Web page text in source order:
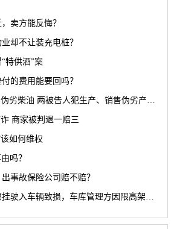
卖方能反悔？
却不让装充电桩？
特供酒”案
的费用能要回吗？
私设“加油站”售卖伪劣柴油 两被告人犯生产、销售伪劣产品罪获刑罚
商家被判退一赔三
如何维权
吗？
事故保险公司赔不赔？
地下车库限高架擦挂驶入车辆致损，车库管理方因限高架设置高度不符合规范被判担责70%